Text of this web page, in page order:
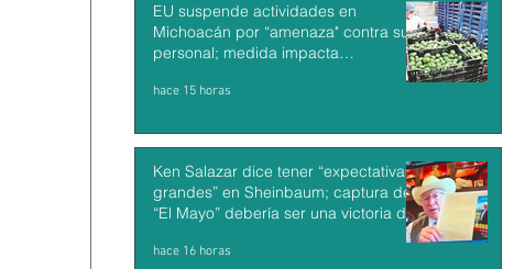
EU suspende actividades en
Michoacán por “amenaza" contra su
personal; medida impacta
exportaciones de aguacate mexicano
hace 15 horas
Ken Salazar dice tener “expectativas
grandes” en Sheinbaum; captura de
“El Mayo” debería ser una victoria de
hace 16 horas